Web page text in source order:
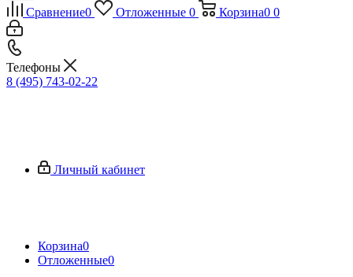
Сравнение0 Отложенные 0 Корзина0 0
Телефоны
8 (495) 743-02-22
Личный кабинет
Корзина0
Отложенные0